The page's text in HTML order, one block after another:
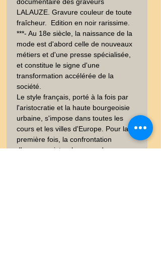
LALAUZE. Gravure couleur de toute
fraîcheur.  Edition en noir rarissime.
***- Au 18e siècle, la naissance de la
mode est d'abord celle de nouveaux
métiers et d'une presse spécialisée,
et constitue le signe d'une
transformation accélérée de la
société.
Le style français, porté à la fois par
l'aristocratie et la haute bourgeoisie
urbaine, s'impose dans toutes les
cours et les villes d'Europe. Pour la
première fois, la confrontation
d'oeuvres picturales avec des